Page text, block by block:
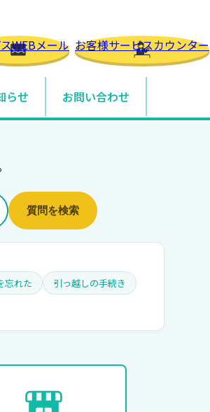
WEBメール お客様サービスカウンター
らせ お問い合わせ
質問を検索
忘れた
引っ越しの手続き